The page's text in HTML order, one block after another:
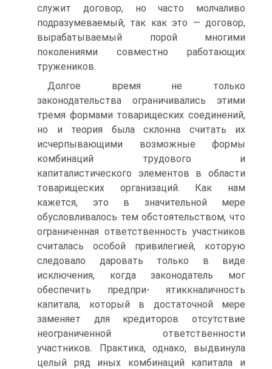
служит договор, но часто молчаливо
подразумеваемый, так как это — договор,
вырабатываемый порой многими
поколениями совместно работающих
тружеников.
Долгое время не только
законодательства ограничивались этими
тремя формами товарищеских соединений,
но и теория была склонна считать их
исчерпывающими возможные формы
комбинаций трудового и
капиталистического элементов в области
товарищеских организаций. Как нам
кажется, это в значительной мере
обусловливалось тем обстоятельством, что
ограниченная ответственность участников
считалась особой привилегией, которую
следовало даровать только в виде
исключения, когда законодатель мог
обеспечить предпри- ятиккналичность
капитала, который в достаточной мере
заменяет для кредиторов отсутствие
неограниченной ответственности
участников. Практика, однако, выдвинула
целый ряд иных комбинаций капитала и